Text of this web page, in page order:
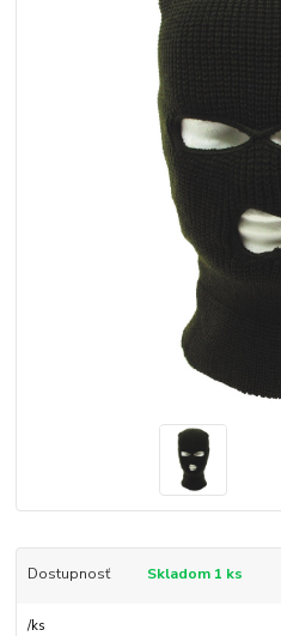
Dostupnosť Skladom 1 ks
/ks